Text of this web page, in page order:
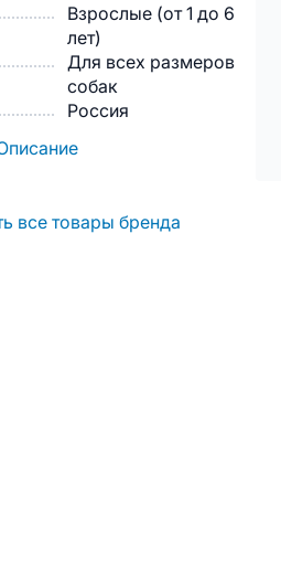
Взрослые (от 1 до 6
лет)
Для всех размеров
собак
Россия
все товары бренда